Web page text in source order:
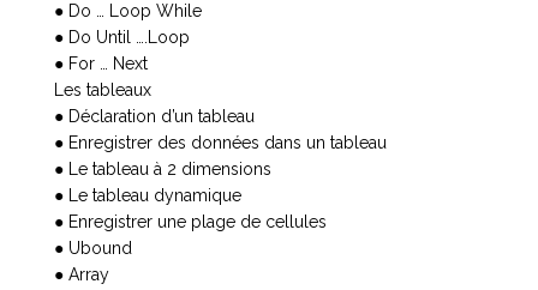
● Do … Loop While
● Do Until ….Loop
● For … Next
Les tableaux
● Déclaration d’un tableau
● Enregistrer des données dans un tableau
● Le tableau à 2 dimensions
● Le tableau dynamique
● Enregistrer une plage de cellules
● Ubound
● Array